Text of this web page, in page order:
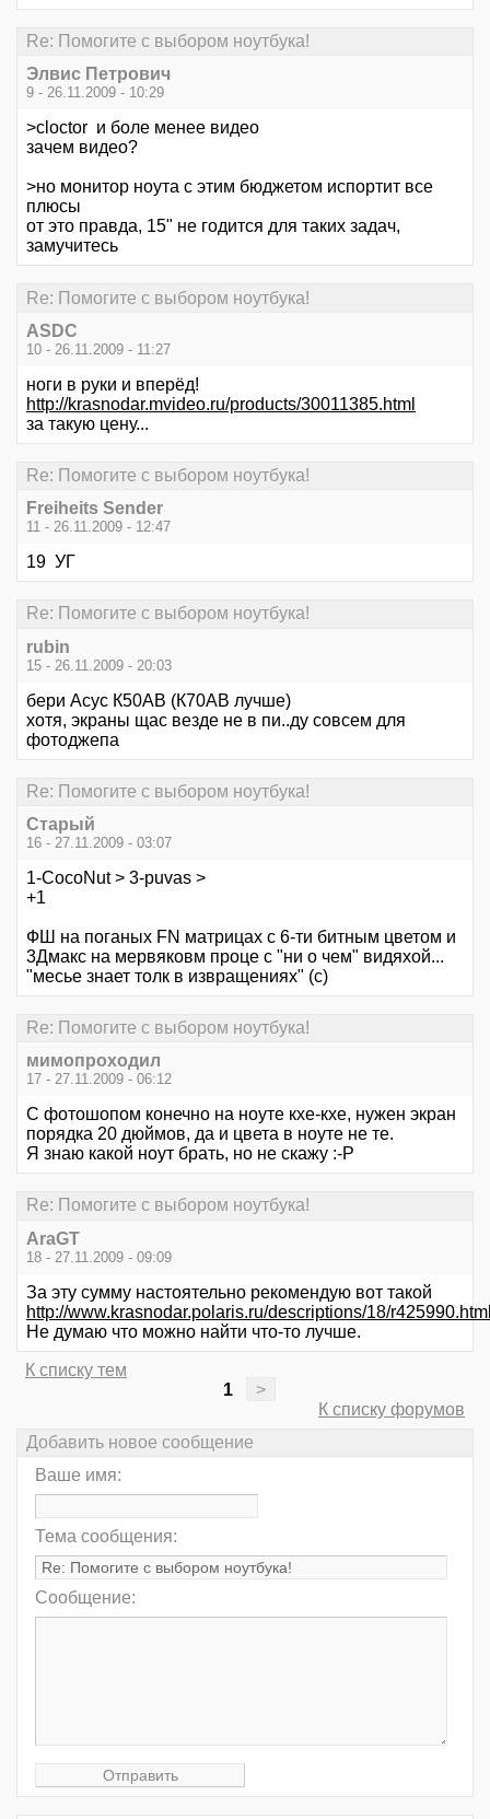
Re: Помогите с выбором ноутбука!
Элвис Петрович
9 - 26.11.2009 - 10:29
>cloctor и боле менее видео
зачем видео?
>но монитор ноута с этим бюджетом испортит все
плюсы
от это правда, 15" не годится для таких задач,
замучитесь
Re: Помогите с выбором ноутбука!
ASDC
10 - 26.11.2009 - 11:27
ноги в руки и вперёд!
http://krasnodar.mvideo.ru/products/30011385.html
за такую цену...
Re: Помогите с выбором ноутбука!
Freiheits Sender
11 - 26.11.2009 - 12:47
19 УГ
Re: Помогите с выбором ноутбука!
rubin
15 - 26.11.2009 - 20:03
бери Асус К50АВ (К70АВ лучше)
хотя, экраны щас везде не в пи..ду совсем для
фотоджепа
Re: Помогите с выбором ноутбука!
Старый
16 - 27.11.2009 - 03:07
1-CocoNut > 3-puvas >
+1
ФШ на поганых FN матрицах с 6-ти битным цветом и
3Дмакс на мервяковм проце с "ни о чем" видяхой...
"месье знает толк в извращениях" (с)
Re: Помогите с выбором ноутбука!
мимопроходил
17 - 27.11.2009 - 06:12
С фотошопом конечно на ноуте кхе-кхе, нужен экран
порядка 20 дюймов, да и цвета в ноуте не те.
Я знаю какой ноут брать, но не скажу :-P
Re: Помогите с выбором ноутбука!
AraGT
18 - 27.11.2009 - 09:09
За эту сумму настоятельно рекомендую вот такой
http://www.krasnodar.polaris.ru/descriptions/18/
Не думаю что можно найти что-то лучше.
К списку тем
1
>
К списку форумов
Добавить новое сообщение
Ваше имя:
Тема сообщения:
Сообщение: